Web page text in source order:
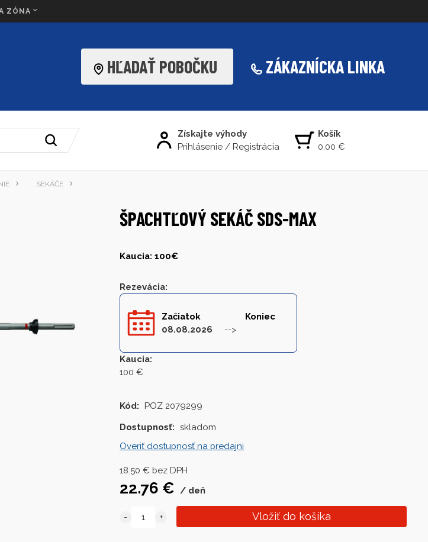
ZÓNA
HĽADAŤ POBOČKU ZÁKAZNÍCKA LINKA
Získajte výhody
Prihlásenie/ Registrácia
Košík
0.00 €
SEKÁČE
ŠPACHTĽOVÝ SEKÁČ SDS-MAX
Kaucia: 100€
Rezevácia:
Začiatok
08.08.2026
Koniec
Kaucia:
100 €
Kód: POZ 2079299
Dostupnosť: skladom
Overiť dostupnosť na predajni
18.50 € bez DPH
22.76 € deň